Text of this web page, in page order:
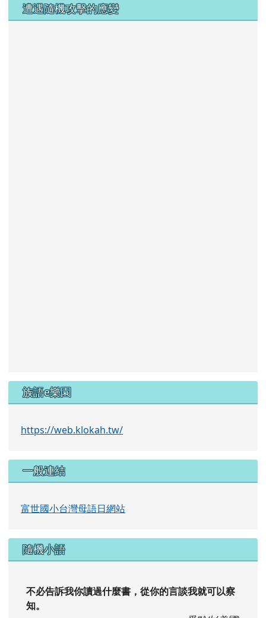
遭遇隨機攻擊的應變
族語e樂園
https://web.klokah.tw/
一般連結
富世國小台灣母語日網站
隨機小語
不必告訴我你讀過什麼書，從你的言談我就可以察
知。